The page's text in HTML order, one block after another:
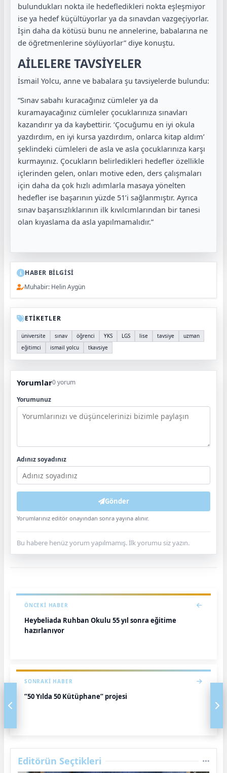
bulundukları nokta ile hedefledikleri nokta eşleşmiyor
ise ya hedef küçültüyorlar ya da sınavdan vazgeçiyorlar.
İşin daha da kötüsü bunu ne annelerine, babalarına ne
de öğretmenlerine söylüyorlar” diye konuştu.
AİLELERE TAVSİYELER
İsmail Yolcu, anne ve babalara şu tavsiyelerde bulundu:
“Sınav sabahı kuracağınız cümleler ya da
kuramayacağınız cümleler çocuklarınıza sınavları
kazandırır ya da kaybettirir. ‘Çocuğumu en iyi okula
yazdırdım, en iyi kursa yazdırdım, onlarca kitap aldım’
şeklindeki cümleleri de asla ve asla çocuklarınıza karşı
kurmayınız. Çocukların belirledikleri hedefler özellikle
içlerinden gelen, onları motive eden, ders çalışmaları
için daha da çok hızlı adımlarla masaya yönelten
hedefler ise başarının yüzde 51’i sağlanmıştır. Ayrıca
sınav başarısızlıklarının ilk kıvılcımlarından bir tanesi
olan kıyaslama da asla yapılmamalıdır.”
HABER BİLGİSİ
Muhabir: Helin Aygün
ETİKETLER
üniversite sınav öğrenci YKS LGS lise tavsiye
uzman
eğitimci
ismail yolcu tkavsiye
Yorumlar0 yorum
Yorumunuz
Adınız soyadınız
Gönder
Yorumlarınız editör onayından sonra yayına alınır.
Bu habere henüz yorum yapılmamış. İlk yorumu siz yazın.
ÖNCEKI HABER
Heybeliada Ruhban Okulu 55 yıl sonra eğitime
hazırlanıyor
SONRAKI HABER
”50 Yılda 50 Kütüphane” projesi
Editörün Seçtikleri